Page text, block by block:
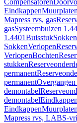
Compensatoren
EindkappenMuurplaten
Mapress rvs, gas
gasSysteembuizen
1.4401BuisstukSokken
SokkenVerlopen
VerlopenBochten
stukken
permanent
permanent
demontabel
demontabelEindkappen
EindkappenMuurplaten
Mapress rvs, LABS-